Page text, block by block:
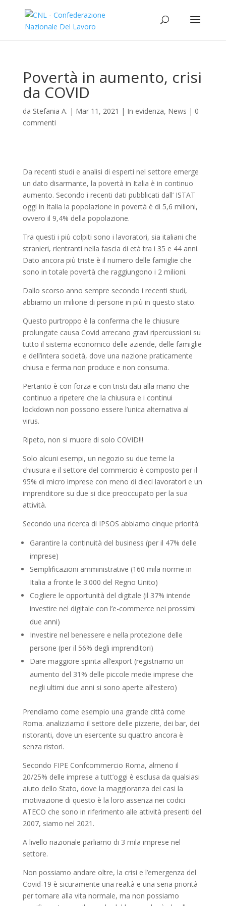
Povertà in aumento, crisi
da COVID
da Stefania A. | Mar 11, 2021 | In evidenza, News | 0
commenti
Da recenti studi e analisi di esperti nel settore emerge
un dato disarmante, la povertà in Italia è in continuo
aumento. Secondo i recenti dati pubblicati dall’ ISTAT
oggi in Italia la popolazione in povertà è di 5,6 milioni,
ovvero il 9,4% della popolazione.
Tra questi i più colpiti sono i lavoratori, sia italiani che
stranieri, rientranti nella fascia di età tra i 35 e 44 anni.
Dato ancora più triste è il numero delle famiglie che
sono in totale povertà che raggiungono i 2 milioni.
Dallo scorso anno sempre secondo i recenti studi,
abbiamo un milione di persone in più in questo stato.
Questo purtroppo è la conferma che le chiusure
prolungate causa Covid arrecano gravi ripercussioni su
tutto il sistema economico delle aziende, delle famiglie
e dell’intera società, dove una nazione praticamente
chiusa e ferma non produce e non consuma.
Pertanto è con forza e con tristi dati alla mano che
continuo a ripetere che la chiusura e i continui
lockdown non possono essere l’unica alternativa al
virus.
Ripeto, non si muore di solo COVID!!!
Solo alcuni esempi, un negozio su due teme la
chiusura e il settore del commercio è composto per il
95% di micro imprese con meno di dieci lavoratori e un
imprenditore su due si dice preoccupato per la sua
attività.
Secondo una ricerca di IPSOS abbiamo cinque priorità:
Garantire la continuità del business (per il 47% delle
imprese)
Semplificazioni amministrative (160 mila norme in
Italia a fronte le 3.000 del Regno Unito)
Cogliere le opportunità del digitale (il 37% intende
investire nel digitale con l’e-commerce nei prossimi
due anni)
Investire nel benessere e nella protezione delle
persone (per il 56% degli imprenditori)
Dare maggiore spinta all’export (registriamo un
aumento del 31% delle piccole medie imprese che
negli ultimi due anni si sono aperte all’estero)
Prendiamo come esempio una grande città come
Roma. analizziamo il settore delle pizzerie, dei bar, dei
ristoranti, dove un esercente su quattro ancora è
senza ristori.
Secondo FIPE Confcommercio Roma, almeno il
20/25% delle imprese a tutt’oggi è esclusa da qualsiasi
aiuto dello Stato, dove la maggioranza dei casi la
motivazione di questo è la loro assenza nei codici
ATECO che sono in riferimento alle attività presenti del
2007, siamo nel 2021.
A livello nazionale parliamo di 3 mila imprese nel
settore.
Non possiamo andare oltre, la crisi e l’emergenza del
Covid-19 è sicuramente una realtà e una seria priorità
per tornare alla vita normale, ma non possiamo